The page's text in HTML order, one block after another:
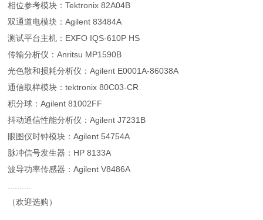
相位参考模块：Tektronix 82A04B
双通道电模块：Agilent 83484A
测试平台主机：EXFO IQS-610P HS
传输分析仪：Anritsu MP1590B
光色散和损耗分析仪：Agilent E0001A-86038A
通信取样模块：tektronix 80C03-CR
积分球：Agilent 81002FF
抖动通信性能分析仪：Agilent J7231B
眼图仪时钟模块：Agilent 54754A
脉冲信号发生器：HP 8133A
波导功率传感器：Agilent V8486A
（欢迎选购）